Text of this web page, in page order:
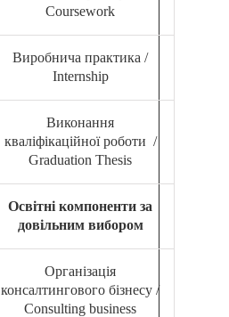
Coursework
Виробнича практика /
Internship
Виконання
кваліфікаційної роботи /
Graduation Thesis
Освітні компоненти за
довільним вибором
Організація
консалтингового бізнесу /
Consulting business